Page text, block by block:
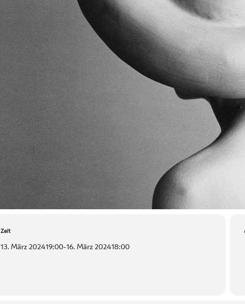
Zeit
13. März 202419:00-16. März 202418:00